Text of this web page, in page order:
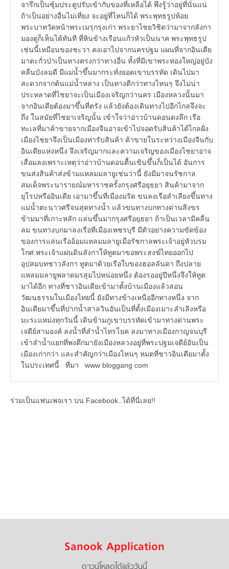
จารึกเป็นซุ้มประตูปรับเข้ากับของที่เหลือได้ พึงรู้ว่าอยู่ที่นั่นแน่
ถ้าเป็นอย่างอื่นไม่เที่ยง จะอยู่ที่ไหนก็ได้ พระพุทธรูปห้อย
พระบาทวัดหน้าพระเมรุกรุงเก่า พระยาไชยวิชิตว่ามาจากลังกา
มองดูก็เห็นได้ทันที ที่หินข้างเรือนแก้วหัวเป็นนาค พระพุทธรูป
เช่นนี้เหมือนของชะวา คงเอาไปจากนครปฐม แผนที่จากอินเดีย
มาตะกั่วป่าเป็นทางตรงกว่าทางอื่น ทั้งที่มีเขาพระทองใหญ่อยู่บัง
คลื่นบังลมดี มีแม่น้ำขึ้นมากระทั่งยอดเขาบรรทัด เดินไปมา
สะดวกจากต้นแม่น้ำหลาง เป็นทางดีกว่าทางไหนๆ จึงไม่น่า
ประหลาดที่ไชยาจะเป็นเมืองเจริญกว่านคร เมืองหลวงนั้นมา
จากอินเดียต้องมาขึ้นที่ตรัง แล้วยังต้องเดินทางไปอีกไกลจึงจะ
ถึง ในสมัยที่ไชยาเจริญนั้น เข้าใจว่าอ่าวบ้านดอนดงลึก เรือ
ทะเลที่มาค้าขายจากเมืองจีนอาจเข้าไปจอดรับสินค้าได้ไกลฝั่ง
เมืองไชยาจึงเป็นเมืองท่ารับสินค้า ค้าขายในระหว่างเมืองจีนกับ
อินเดียแห่งหนึ่ง จึงเจริญมากและความเจริญของเมืองไชยาอาจ
เสื่อมลงเพราะเหตุว่าอ่าวบ้านดอนตื้นเขินขึ้นก็เป็นได้ อันการ
ขนส่งสินค้าส่งข้ามแหลมมลายูเช่นว่านี้ ยังมีมาจนรัชกาล
สมเด็จพระนารายณ์มหาราชครั้งกรุงศรีอยุธยา สินค้ามาจาก
ยุโรปหรืออินเดีย เอามาขึ้นที่เมืองมริด ขนลงเรือลำเลียงขึ้นทาง
แม่น้ำตะนาวศรีจนสุดทางน้ำ แล้วขนทางบกทางด่านสิงขร
ข้ามมาที่เกาะหลัก แล่นขึ้นมากรุงศรีอยุธยา ถ้าเป็นเวลามีคลื่น
ลม ขนทางบกมาลงเรือที่เมืองเพชรบุรี มีตัวอย่างความขัดข้อง
ของการแล่นเรืออ้อมแหลมมลายูเมื่อรัชกาลพระเจ้าอยู่หัวบรม
โกศ พระเจ้าแผ่นดินลังกาให้ทูตมาขอพระสงฆ์ไทยออกไป
อุปสมบทชาวลังกา ทูตมาด้วยเรือใบของฮอลลันดา ถึงปลาย
แหลมมลายูพลาดมรสุมไปหน่อยหนึ่ง ต้องรออยู่ปีหนึ่งจึงให้ทูต
มาได้อีก ทางที่ชาวอินเดียเข้ามาตั้งบ้านเมืองแล้วสอน
วัฒนธรรมในเมืองไทยนี้ ยังมีทางข้างเหนืออีกทางหนึ่ง จาก
อินเดียมาขึ้นที่ปากน้ำสาลวินอันเป็นที่ตั้งเมืองเมาะลำเลิงหรือ
มะระแหม่งทุกวันนี้ เดินข้ามภูเขาบรรทัดเข้ามาทางด่านพระ
เจดีย์สามองค์ ลงน้ำที่ลำน้ำไทรโยค ลงมาทางเมืองกาญจนบุรี
เข้าลำน้ำแยกที่พงตึกมายังเมืองหลวงอยู่ที่พระปฐมเจดีย์อันเป็น
เมืองเก่ากว่า และสำคัญกว่าเมืองไหนๆ หมดที่ชาวอินเดียมาตั้ง
ในประเทศนี้ ที่มา www bloggang com
ร่วมเป็นแฟนเพจเรา บน Facebook..ได้ที่นี่เลย!!
Sanook Application